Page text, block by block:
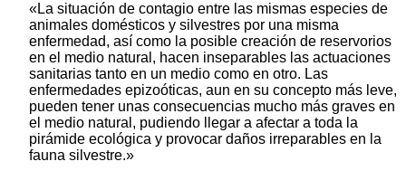
«La situación de contagio entre las mismas especies de
animales domésticos y silvestres por una misma
enfermedad, así como la posible creación de reservorios
en el medio natural, hacen inseparables las actuaciones
sanitarias tanto en un medio como en otro. Las
enfermedades epizoóticas, aun en su concepto más leve,
pueden tener unas consecuencias mucho más graves en
el medio natural, pudiendo llegar a afectar a toda la
pirámide ecológica y provocar daños irreparables en la
fauna silvestre.»